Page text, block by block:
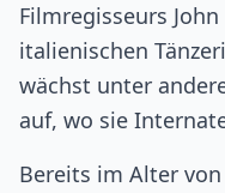
Filmregisseurs
italienischen
wächst unter
auf, wo sie
Bereits im Alter